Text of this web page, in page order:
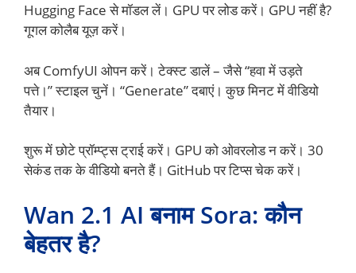
Hugging Face से मॉडल लें। GPU पर लोड करें। GPU नहीं है?
गूगल कोलैब यूज़ करें।
अब ComfyUI ओपन करें। टेक्स्ट डालें – जैसे “हवा में उड़ते
पत्ते।” स्टाइल चुनें। “Generate” दबाएं। कुछ मिनट में वीडियो
तैयार।
शुरू में छोटे प्रॉम्प्ट्स ट्राई करें। GPU को ओवरलोड न करें। 30
सेकंड तक के वीडियो बनते हैं। GitHub पर टिप्स चेक करें।
Wan 2.1 AI बनाम Sora: कौन
बेहतर है?